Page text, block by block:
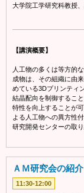
大学院工学研究科教授
【講演概要】
人工物の多くは等方的
成物は、その組織に由
めている3Dプリンティ
結晶配向を制御するこ
特性を向上することが
よる人工物への異方性
研究開発センターの取
ＡＭ研究会の紹介
11:30-12:00